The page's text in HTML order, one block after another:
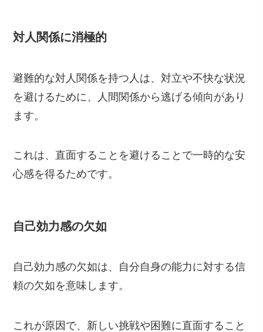
対人関係に消極的
避難的な対人関係を持つ人は、対立や不快な状況
を避けるために、人間関係から逃げる傾向があり
ます。
これは、直面することを避けることで一時的な安
心感を得るためです。
自己効力感の欠如
自己効力感の欠如は、自分自身の能力に対する信
頼の欠如を意味します。
これが原因で、新しい挑戦や困難に直面すること